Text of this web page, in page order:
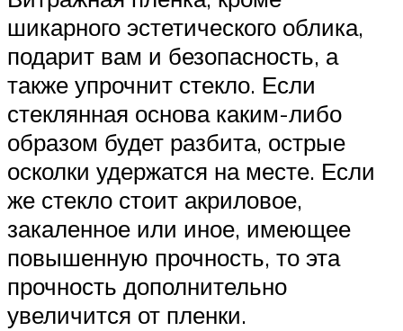
шикарного эстетического облика,
подарит вам и безопасность, а
также упрочнит стекло. Если
стеклянная основа каким-либо
образом будет разбита, острые
осколки удержатся на месте. Если
же стекло стоит акриловое,
закаленное или иное, имеющее
повышенную прочность, то эта
прочность дополнительно
увеличится от пленки.